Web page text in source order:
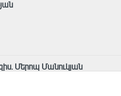
Մերոպ Մանուկյան